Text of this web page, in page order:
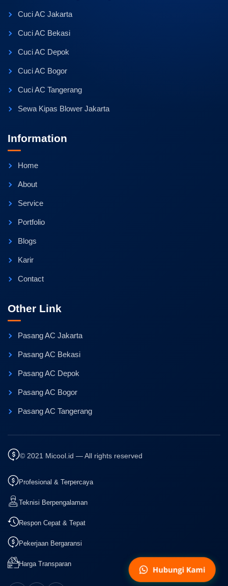
Cuci AC Jakarta
Cuci AC Bekasi
Cuci AC Depok
Cuci AC Bogor
Cuci AC Tangerang
Sewa Kipas Blower Jakarta
Information
Home
About
Service
Portfolio
Blogs
Karir
Contact
Other Link
Pasang AC Jakarta
Pasang AC Bekasi
Pasang AC Depok
Pasang AC Bogor
Pasang AC Tangerang
© 2021 Micool.id — All rights reserved
Profesional & Terpercaya
Teknisi Berpengalaman
Respon Cepat & Tepat
Pekerjaan Bergaransi
Harga Transparan